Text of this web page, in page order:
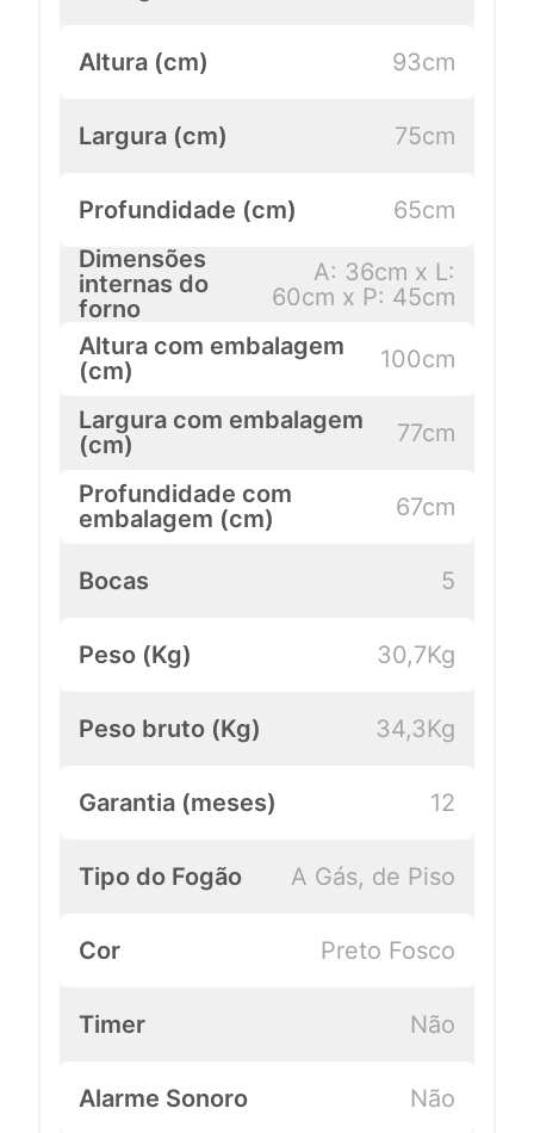
Altura (cm) 93cm
Largura (cm) 75cm
Profundidade (cm)
65cm
Dimensões
internas do
forno
A: 36cm x L:
60cm x P: 45cm
Altura com embalagem
(cm)
100cm
Largura com embalagem
(cm)
77cm
Profundidade com
embalagem (cm)
67cm
Bocas 5
Peso (Kg) 30,7Kg
Peso bruto (Kg) 34,3Kg
Garantia (meses) 12
Tipo do Fogão A Gás, de Piso
Cor Preto Fosco
Timer Não
Alarme Sonoro Não